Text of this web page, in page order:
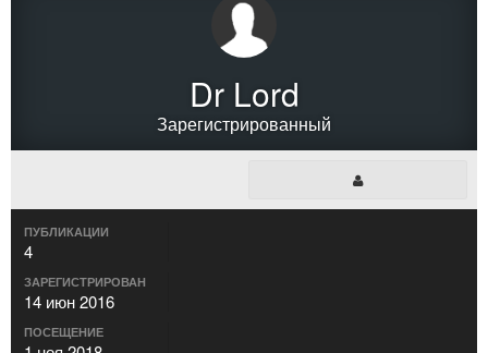
Dr Lord
Зарегистрированный
ПУБЛИКАЦИИ
4
ЗАРЕГИСТРИРОВАН
14 июн 2016
ПОСЕЩЕНИЕ